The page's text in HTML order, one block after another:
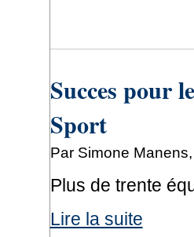
Succes pour
Sport
Par Simone
Plus de trente
Lire la suite